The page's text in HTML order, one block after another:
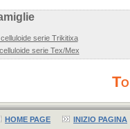
serie Trikitixa
serie Tex/Mex
HOME PAGE INIZIO PAGINA